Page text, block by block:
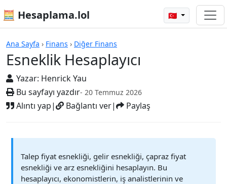
🧮 Hesaplama.lol 🇹🇷
Ana Sayfa › Finans › Diğer Finans
Esneklik Hesaplayıcı
Yazar: Henrick Yau
Bu sayfayı yazdır- 20 Temmuz 2026
Alıntı yap| Bağlantı ver| Paylaş
Hesap Makineleri
Talep fiyat esnekliği, gelir esnekliği, çapraz fiyat
esnekliği ve arz esnekliğini hesaplayın. Bu
hesaplayıcı, ekonomistlerin, iş analistlerinin ve